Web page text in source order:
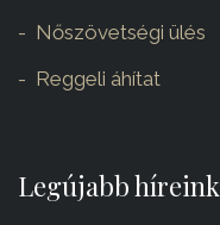
Nőszövetségi ülés
Reggeli áhítat
Legújabb híreink